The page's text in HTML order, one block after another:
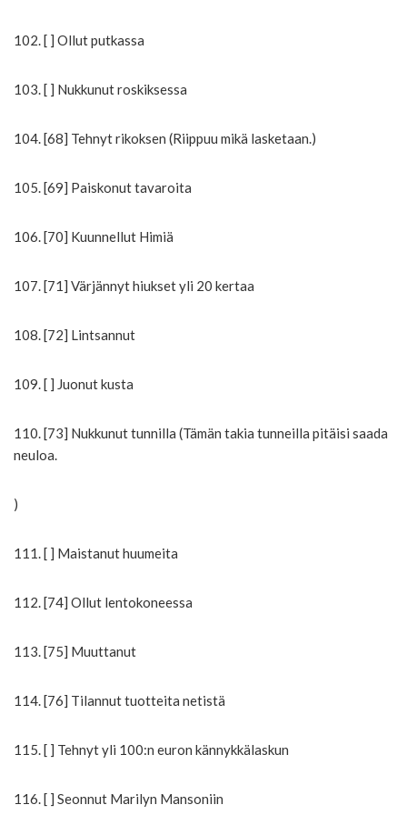
102. [ ] Ollut putkassa
103. [ ] Nukkunut roskiksessa
104. [68] Tehnyt rikoksen (Riippuu mikä lasketaan.)
105. [69] Paiskonut tavaroita
106. [70] Kuunnellut Himiä
107. [71] Värjännyt hiukset yli 20 kertaa
108. [72] Lintsannut
109. [ ] Juonut kusta
110. [73] Nukkunut tunnilla (Tämän takia tunneilla pitäisi saada
neuloa.
)
111. [ ] Maistanut huumeita
112. [74] Ollut lentokoneessa
113. [75] Muuttanut
114. [76] Tilannut tuotteita netistä
115. [ ] Tehnyt yli 100:n euron kännykkälaskun
116. [ ] Seonnut Marilyn Mansoniin